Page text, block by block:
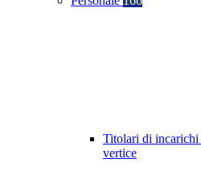
Titolari di
vertice